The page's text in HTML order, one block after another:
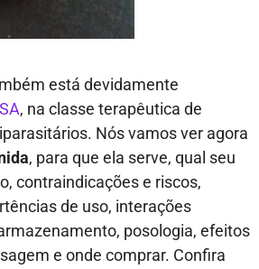
está devidamente
, na classe terapêutica de
Nós vamos ver agora
, para que ela serve, qual seu
contraindicações e riscos,
de uso, interações
posologia, efeitos
e onde comprar. Confira